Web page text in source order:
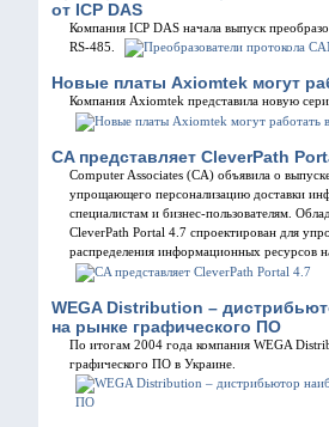
от ICP DAS
Компания ICP DAS начала выпуск
RS-485.
Новые платы Axiomtek могут
Компания Axiomtek представила новую
CA представляет CleverPath
Computer Associates (CA) объявила о
упрощающего персонализацию доставки
специалистам и бизнес-пользователям.
CleverPath Portal 4.7 спроектирован для
распределения информационных ресурсов
WEGA Distribution –
на рынке графического ПО
По итогам 2004 года компания WEGA
графического ПО в Украине.